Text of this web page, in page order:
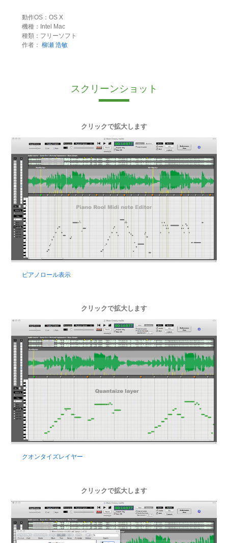
動作OS：OS X
機種：Intel Mac
種類：フリーソフト
作者： 柳瀬 浩敏
スクリーンショット
クリックで拡大します
ピアノロール表示
クリックで拡大します
クオンタイズレイヤー
クリックで拡大します